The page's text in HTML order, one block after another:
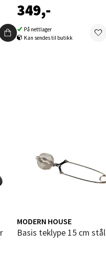
349,-
På nettlager
Kan sendes til butikk
MODERN HOUSE
Basis teklype 15 cm stål